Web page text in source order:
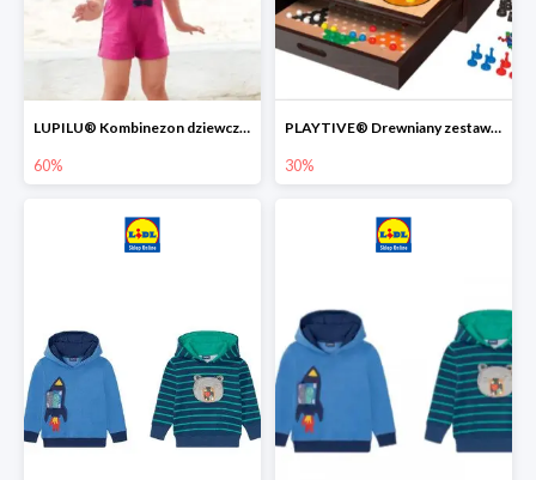
LUPILU® Kombinezon dziewczęcy z bawełny
60%
PLAYTIVE® Drewniany zestaw gier 10 w 1
30%